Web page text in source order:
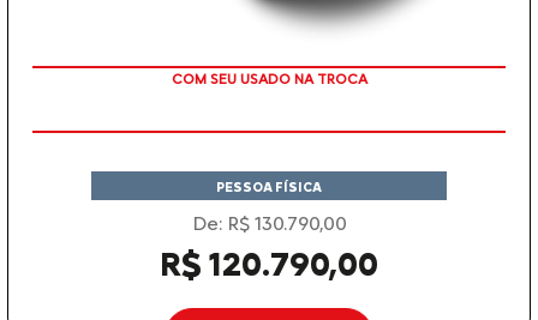
TAXA ZERO
PESSOA FÍSICA
De: R$ 130.790,00
R$ 120.790,00